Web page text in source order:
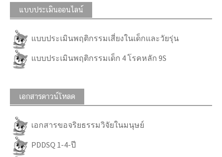
แบบประเมินออนไลน์
แบบประเมินพฤติกรรมเสี่ยงในเด็กและวัยรุ่น
แบบประเมินพฤติกรรมเด็ก 4 โรคหลัก 9S
เอกสารดาวน์โหลด
เอกสารขอจริยธรรมวิจัยในมนุษย์
PDDSQ 1-4-ปี